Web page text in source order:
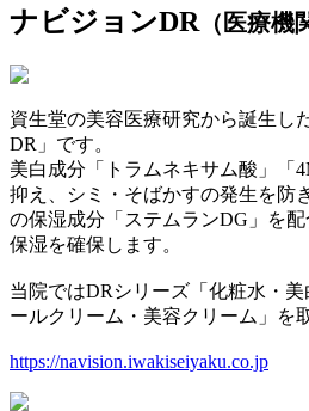
ナビジョンDR （医療機
資生堂の美容医療研究から誕生し
DR」です。
美白成分「トラムネキサム酸」「
抑え、シミ・そばかすの発生を防
の保湿成分「ステムランDG」を
保湿を確保します。
当院ではDRシリーズ「化粧水・
ールクリーム・美容クリーム」を
https://navision.iwakiseiyaku.co.jp